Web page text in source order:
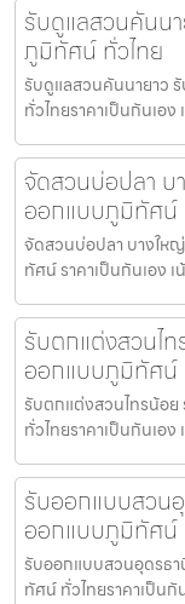
รับดูแลสวนคันน
ภูมิทัศน์ ทั่วไทย
รับดูแลสวนคันนายาว
ทั่วไทยราคาเป็นกันเอ
จัดสวนบ่อปลา
ออกแบบภูมิทัศ
จัดสวนบ่อปลา บางใ
ทัศน์ ราคาเป็นกันเอง
รับตกแต่งสวนไ
ออกแบบภูมิทัศน์
รับตกแต่งสวนไทรน้อ
ทั่วไทยราคาเป็นกันเอ
รับออกแบบสวน
ออกแบบภูมิทัศน์
รับออกแบบสวนอุดรธ
ทัศน์ ทั่วไทยราคาเป็น